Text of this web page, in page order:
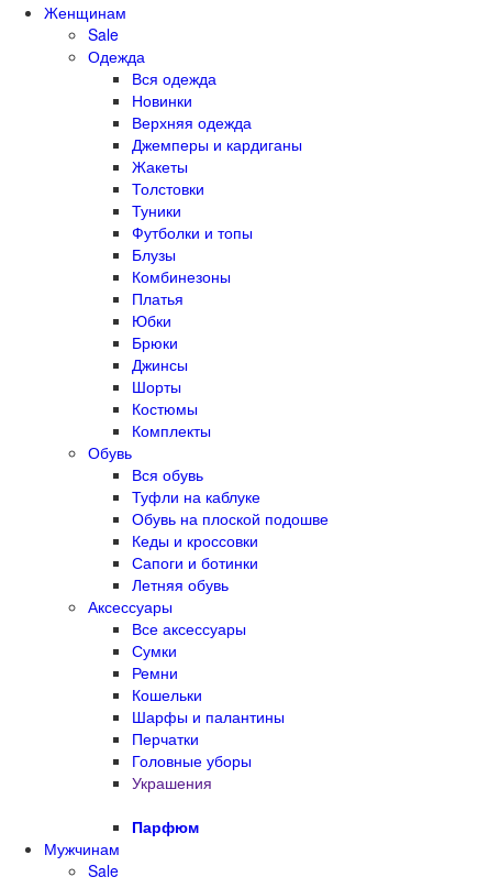
Женщинам
Sale
Одежда
Вся одежда
Новинки
Верхняя одежда
Джемперы и кардиганы
Жакеты
Толстовки
Туники
Футболки и топы
Блузы
Комбинезоны
Платья
Юбки
Брюки
Джинсы
Шорты
Костюмы
Комплекты
Обувь
Вся обувь
Туфли на каблуке
Обувь на плоской подошве
Кеды и кроссовки
Сапоги и ботинки
Летняя обувь
Аксессуары
Все аксессуары
Сумки
Ремни
Кошельки
Шарфы и палантины
Перчатки
Головные уборы
Украшения
Парфюм
Мужчинам
Sale